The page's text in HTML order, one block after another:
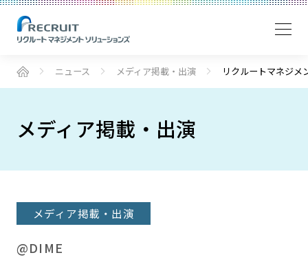
ニュース メディア掲載・出演 リクルートマネジ
メディア掲載・出演
メディア掲載・出演
@DIME